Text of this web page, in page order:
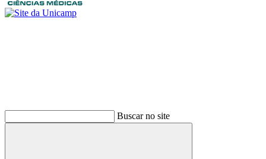
Buscar no site